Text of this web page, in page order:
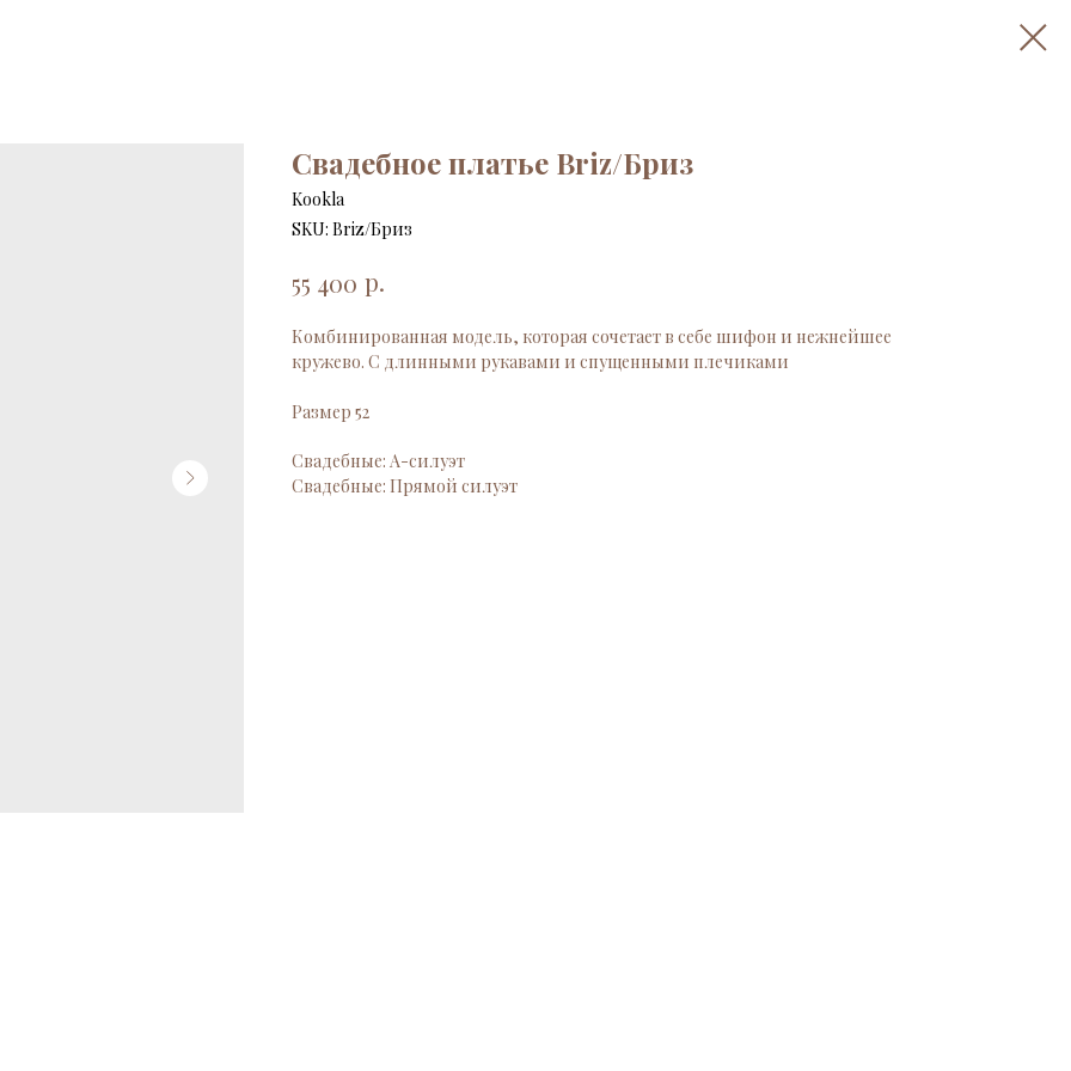
Свадебное платье Briz/Бриз
Kookla
SKU: Briz/Бриз
55 400 р.
Комбинированная модель, которая сочетает в себе шифон и нежнейшее
кружево. С длинными рукавами и спущенными плечиками
Размер 52
Свадебные: А-силуэт
Свадебные: Прямой силуэт